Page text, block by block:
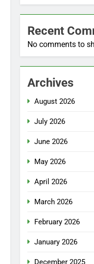
Recent
No comments to
Archives
August 2026
July 2026
June 2026
May 2026
April 2026
March 2026
February 2026
January 2026
December 2025